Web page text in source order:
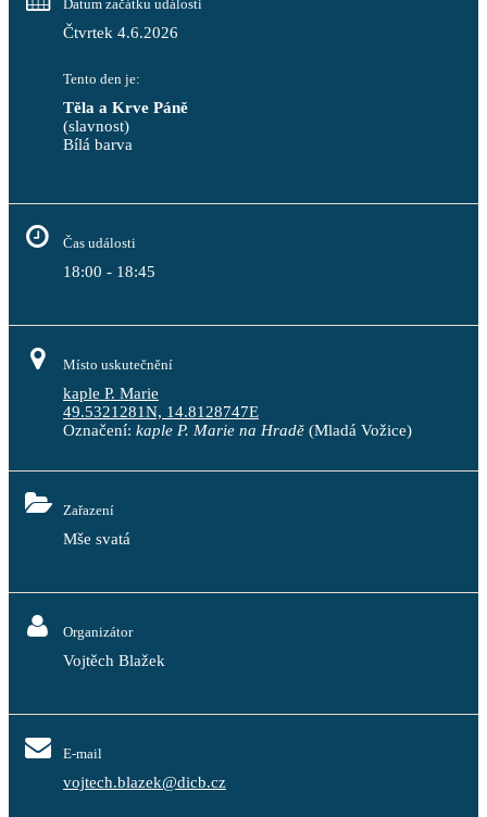
Datum začátku události
Čtvrtek 4.6.2026
Tento den je:
Těla a Krve Páně
(slavnost)
Bílá barva
Čas události
18:00 - 18:45
Místo uskutečnění
kaple P. Marie
49.5321281N, 14.8128747E
Označení: kaple P. Marie na Hradě (Mladá Vožice)
Zařazení
Mše svatá
Organizátor
Vojtěch Blažek
E-mail
vojtech.blazek@dicb.cz